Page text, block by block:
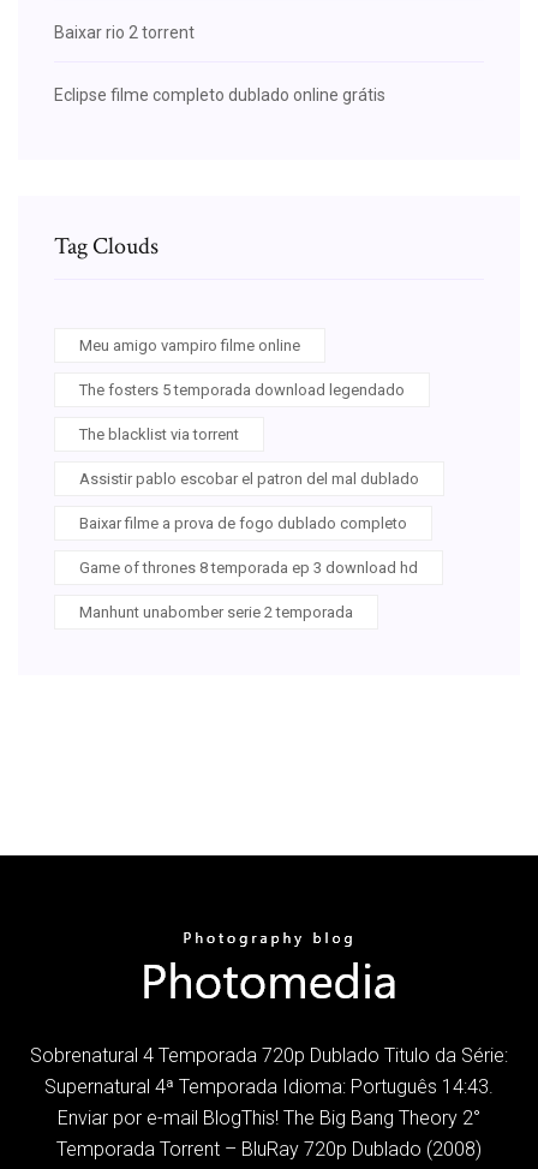
Baixar rio 2 torrent
Eclipse filme completo dublado online grátis
Tag Clouds
Meu amigo vampiro filme online
The fosters 5 temporada download legendado
The blacklist via torrent
Assistir pablo escobar el patron del mal dublado
Baixar filme a prova de fogo dublado completo
Game of thrones 8 temporada ep 3 download hd
Manhunt unabomber serie 2 temporada
Sobrenatural 4 Temporada 720p Dublado Titulo da Série:
Supernatural 4ª Temporada Idioma: Português 14:43.
Enviar por e-mail BlogThis! The Big Bang Theory 2°
Temporada Torrent – BluRay 720p Dublado (2008)